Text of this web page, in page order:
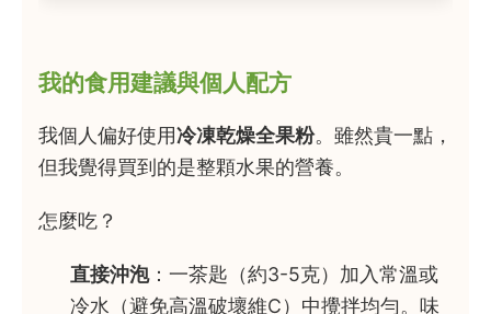
我的食用建議與個人配方
我個人偏好使用冷凍乾燥全果粉。雖然貴一點，
但我覺得買到的是整顆水果的營養。
怎麼吃？
直接沖泡：一茶匙（約3-5克）加入常溫或
冷水（避免高溫破壞維C）中攪拌均勻。味